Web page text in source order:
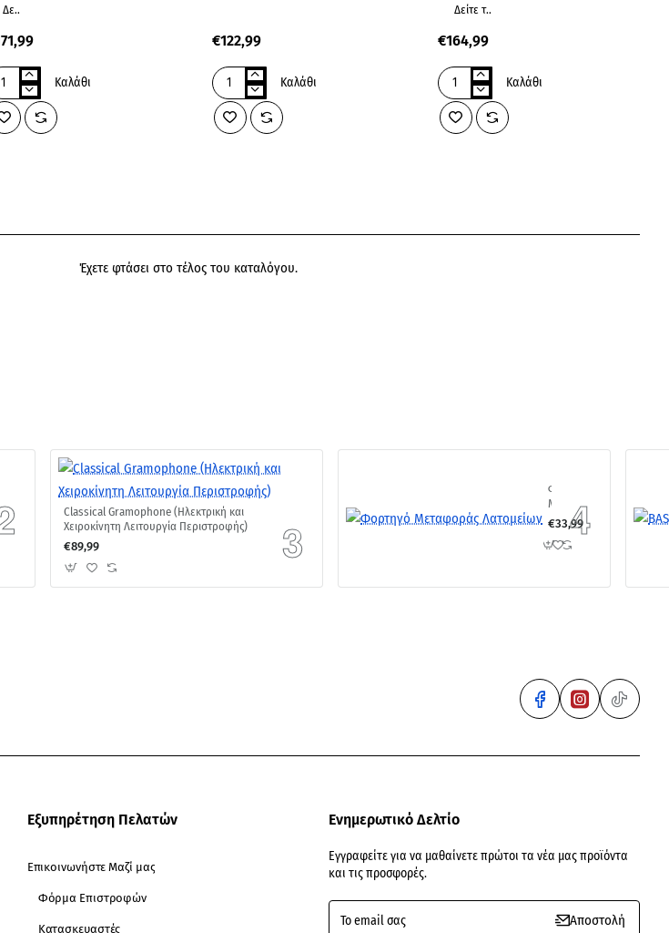
Δε..
Καλάθι
€122,99
Λεωφορείο
AEC
B-
type
Καλάθι
Δείτε τ..
€164,99
New
Orleans
Streetcar
Καλάθι
Έχετε φτάσει στο τέλος του καταλόγου.
Classical Gramophone (Ηλεκτρική και
Χειροκίνητη Λειτουργία Περιστροφής)
€89,99
Φορτηγό
Μεταφοράς
Λατομείων
€33,99
Εξυπηρέτηση Πελατών
Επικοινωνήστε Μαζί μας
Φόρμα Επιστροφών
Κατασκευαστές
Ενημερωτικό Δελτίο
Εγγραφείτε για να μαθαίνετε πρώτοι τα νέα μας προϊόντα
και τις προσφορές.
To
email
Αποστολή